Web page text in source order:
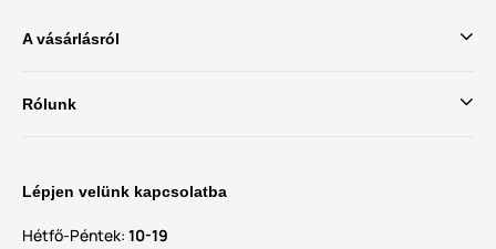
A vásárlásról
Rólunk
Lépjen velünk kapcsolatba
Hétfő-Péntek: 10-19